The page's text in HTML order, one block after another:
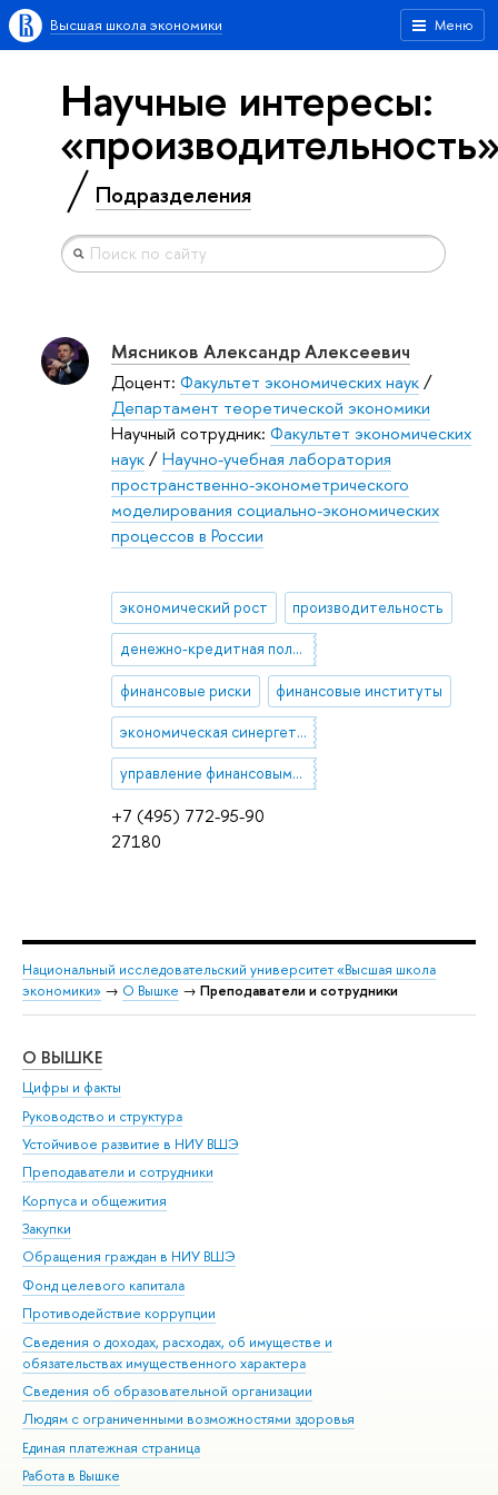
Меню
Высшая школа экономики
Научные интересы:
Подразделения
+7 (495) 772-95-90
27180
Мясников Александр Алексеевич
Доцент: Факультет экономических наук/
Департамент теоретической экономики
Научный сотрудник: Факультет экономических
наук/Научно-учебная лаборатория
пространственно-эконометрического
моделирования социально-экономических
процессов в России
экономический рост производительность
денежно-кредитная политика
финансовые риски финансовые институты
экономическая синергетика
управление финансовыми рисками
Национальный исследовательский университет «Высшая школа
экономики» → О Вышке → Преподаватели и сотрудники
О ВЫШКЕ
Цифры и факты
Руководство и структура
Устойчивое развитие в НИУ ВШЭ
Преподаватели и сотрудники
Корпуса и общежития
Закупки
Обращения граждан в НИУ ВШЭ
Фонд целевого капитала
Противодействие коррупции
Сведения о доходах, расходах, об имуществе и
обязательствах имущественного характера
Сведения об образовательной организации
Людям с ограниченными возможностями здоровья
Единая платежная страница
Работа в Вышке